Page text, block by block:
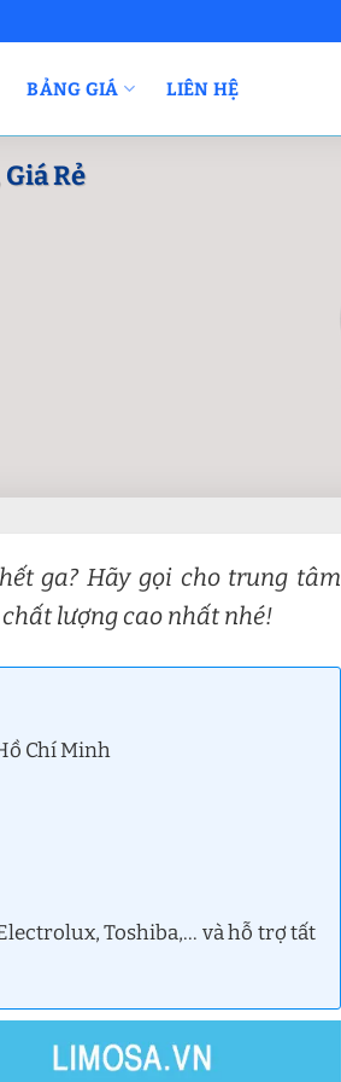
BẢNG GIÁ LIÊN HỆ
Rẻ
ga? Hãy gọi cho trung tâm
lượng cao nhất nhé!
Chí Minh
Toshiba,… và hỗ trợ tất